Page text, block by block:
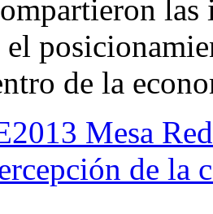
las
de la
Mesa
de la